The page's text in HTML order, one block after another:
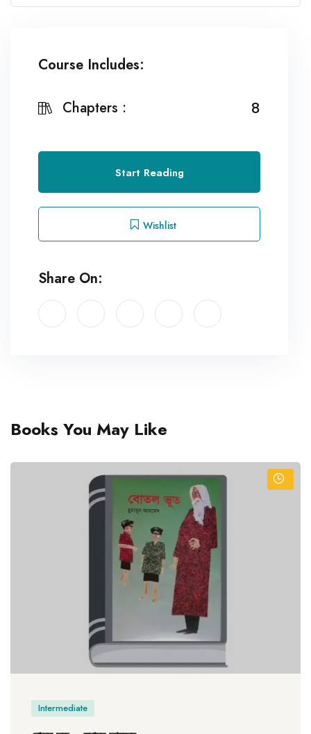
Course Includes:
Chapters : 8
Start Reading
Wishlist
Share On:
Books You May Like
Intermediate